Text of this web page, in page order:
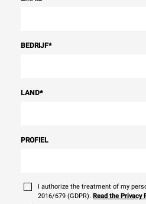
BEDRIJF*
LAND*
PROFIEL
I authorize the treatment of my
2016/679 (GDPR). Read the Privacy